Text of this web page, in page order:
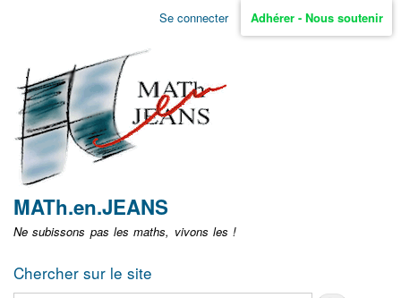
Aller
non
identifié
Se connecter Adhérer - Nous soutenir
MATh.en.JEANS
Ne subissons pas les maths, vivons les !
Chercher sur le site